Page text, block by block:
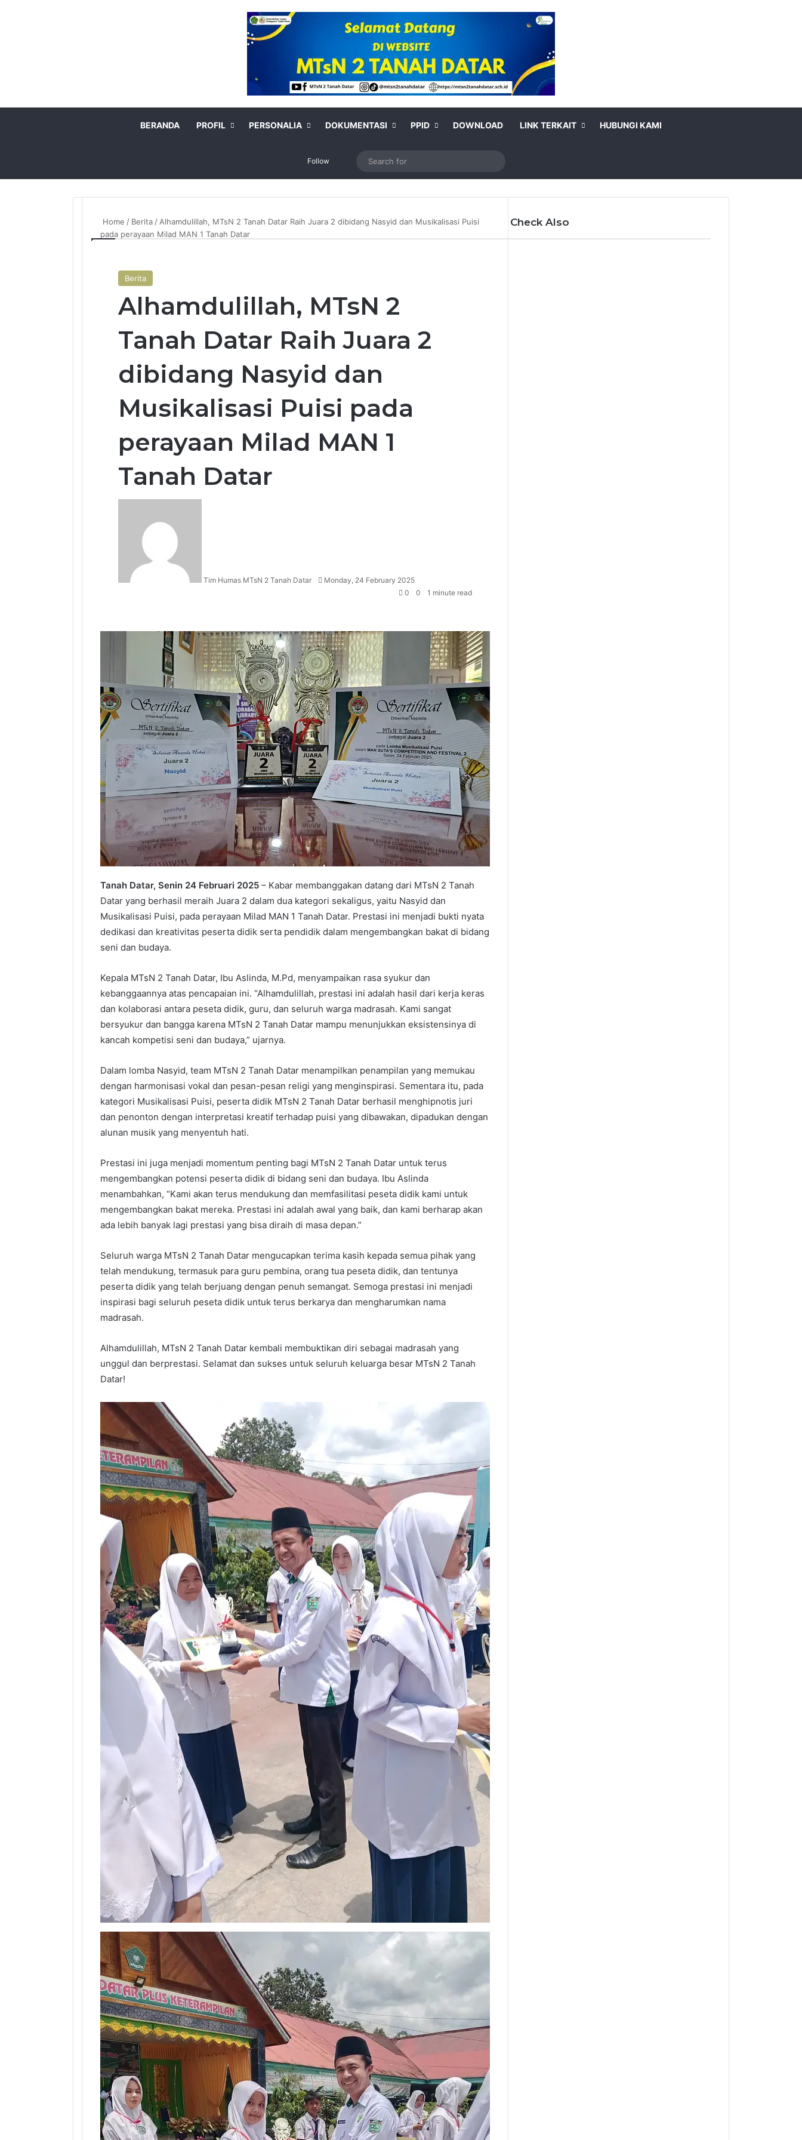
BERANDA PROFIL PERSONALIA DOKUMENTASI PPID DOWNLOAD LINK TERKAIT HUBUNGI KAMI
Follow Switch skin
for
Home / Berita / Alhamdulillah, MTsN 2 Tanah Datar Raih Juara 2 dibidang Nasyid dan Musikalisasi Puisi
pada perayaan Milad MAN 1 Tanah Datar
Berita
Alhamdulillah, MTsN 2
Tanah Datar Raih Juara 2
dibidang Nasyid dan
Musikalisasi Puisi pada
perayaan Milad MAN 1
Tanah Datar
Tim Humas MTsN 2 Tanah Datar
Monday, 24 February 2025
0
0 1 minute read
Tanah Datar, Senin 24 Februari 2025 – Kabar membanggakan datang dari MTsN 2 Tanah
Datar yang berhasil meraih Juara 2 dalam dua kategori sekaligus, yaitu Nasyid dan
Musikalisasi Puisi, pada perayaan Milad MAN 1 Tanah Datar. Prestasi ini menjadi bukti nyata
dedikasi dan kreativitas peserta didik serta pendidik dalam mengembangkan bakat di bidang
seni dan budaya.
Kepala MTsN 2 Tanah Datar, Ibu Aslinda, M.Pd, menyampaikan rasa syukur dan
kebanggaannya atas pencapaian ini. “Alhamdulillah, prestasi ini adalah hasil dari kerja keras
dan kolaborasi antara peseta didik, guru, dan seluruh warga madrasah. Kami sangat
bersyukur dan bangga karena MTsN 2 Tanah Datar mampu menunjukkan eksistensinya di
kancah kompetisi seni dan budaya,” ujarnya.
Dalam lomba Nasyid, team MTsN 2 Tanah Datar menampilkan penampilan yang memukau
dengan harmonisasi vokal dan pesan-pesan religi yang menginspirasi. Sementara itu, pada
kategori Musikalisasi Puisi, peserta didik MTsN 2 Tanah Datar berhasil menghipnotis juri
dan penonton dengan interpretasi kreatif terhadap puisi yang dibawakan, dipadukan dengan
alunan musik yang menyentuh hati.
Prestasi ini juga menjadi momentum penting bagi MTsN 2 Tanah Datar untuk terus
mengembangkan potensi peserta didik di bidang seni dan budaya. Ibu Aslinda
menambahkan, “Kami akan terus mendukung dan memfasilitasi peseta didik kami untuk
mengembangkan bakat mereka. Prestasi ini adalah awal yang baik, dan kami berharap akan
ada lebih banyak lagi prestasi yang bisa diraih di masa depan.”
Seluruh warga MTsN 2 Tanah Datar mengucapkan terima kasih kepada semua pihak yang
telah mendukung, termasuk para guru pembina, orang tua peseta didik, dan tentunya
peserta didik yang telah berjuang dengan penuh semangat. Semoga prestasi ini menjadi
inspirasi bagi seluruh peseta didik untuk terus berkarya dan mengharumkan nama
madrasah.
Alhamdulillah, MTsN 2 Tanah Datar kembali membuktikan diri sebagai madrasah yang
unggul dan berprestasi. Selamat dan sukses untuk seluruh keluarga besar MTsN 2 Tanah
Datar!
Check Also